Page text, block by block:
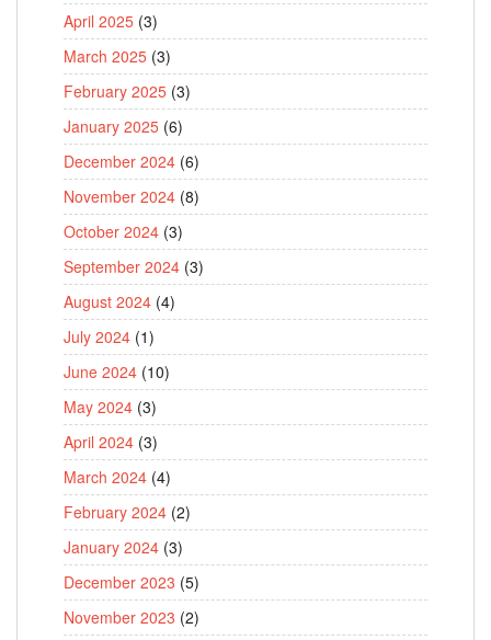
April 2025 (3)
March 2025 (3)
February 2025 (3)
January 2025 (6)
December 2024 (6)
November 2024 (8)
October 2024 (3)
September 2024 (3)
August 2024 (4)
July 2024 (1)
June 2024 (10)
May 2024 (3)
April 2024 (3)
March 2024 (4)
February 2024 (2)
January 2024 (3)
December 2023 (5)
November 2023 (2)